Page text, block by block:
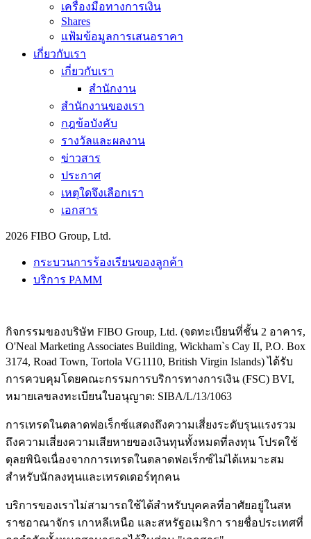
เครื่องมือทางการเงิน
Shares
แฟ้มข้อมูลการเสนอราคา
เกี่ยวกับเรา
เกี่ยวกับเรา
สำนักงาน
สำนักงานของเรา
กฎข้อบังคับ
รางวัลและผลงาน
ข่าวสาร
ประกาศ
เหตุใดจึงเลือกเรา
เอกสาร
2026 FIBO Group, Ltd.
กระบวนการร้องเรียนของลูกค้า
บริการ PAMM
กิจกรรมของบริษัท FIBO Group, Ltd. (จดทะเบียนที่ชั้น 2 อาคาร,
O'Neal Marketing Associates Building, Wickham`s Cay II, P.O. Box
3174, Road Town, Tortola VG1110, British Virgin Islands) ได้รับ
การควบคุมโดยคณะกรรมการบริการทางการเงิน (FSC) BVI,
หมายเลขลงทะเบียนใบอนุญาต: SIBA/L/13/1063
การเทรดในตลาดฟอเร็กซ์แสดงถึงความเสี่ยงระดับรุนแรงรวม
ถึงความเสี่ยงความเสียหายของเงินทุนทั้งหมดที่ลงทุน โปรดใช้
ดุลยพินิจเนื่องจากการเทรดในตลาดฟอเร็กซ์ไม่ได้เหมาะสม
สำหรับนักลงทุนและเทรดเดอร์ทุกคน
บริการของเราไม่สามารถใช้ได้สำหรับบุคคลที่อาศัยอยู่ในสห
ราชอาณาจักร เกาหลีเหนือ และสหรัฐอเมริกา รายชื่อประเทศที่